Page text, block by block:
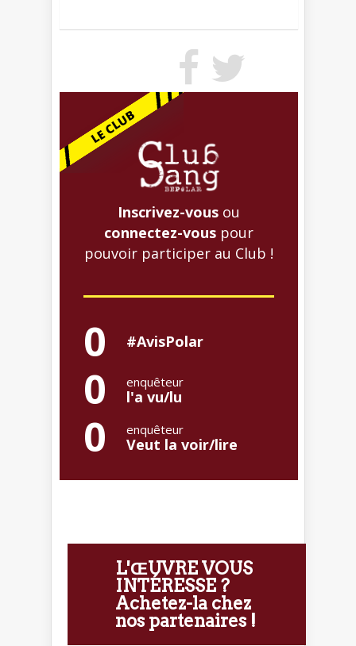
Inscrivez-vous ou
connectez-vous pour
pouvoir participer au Club !
0 #AvisPolar
0 enquêteur
l'a vu/lu
0 enquêteur
Veut la voir/lire
L'ŒUVRE VOUS
INTÉRESSE ?
Achetez-la chez
nos partenaires !